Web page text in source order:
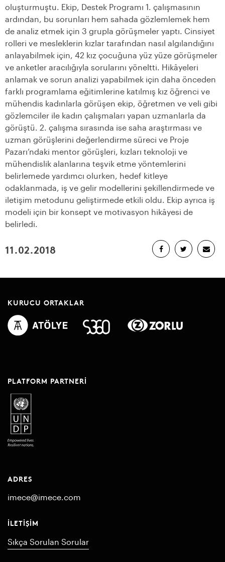
oluşturmuştu. Ekip, Destek Programı 1. çalışmasının
ardından, bu sorunları hem sahada gözlemlemek hem
de analiz etmek için 3 grupla görüşmeler yaptı. Cinsiyet
rolleri ve mesleklerin kızlar tarafından nasıl algılandığını
anlayabilmek için, 42 kız çocuğuna yüz yüze görüşmeler
ve anketler aracılığıyla sorularını yöneltti. Hikâyeleri
anlamak ve sorun analizi yapabilmek için daha önceden
farklı programlama eğitimlerine katılmış kız öğrenci ve
mühendis kadınlarla görüşen ekip, öğretmen ve veli gibi
gözlemciler ile kadın çalışmaları yapan uzmanlarla da
görüştü. 2. çalışma sırasında ise saha araştırması ve
uzman görüşlerini değerlendirme süreci ve Proje
Pazarı’ndaki mentor görüşleri, kızları teknoloji ve
mühendislik alanlarına teşvik etme yöntemlerini
belirlemede yardımcı olurken, hedef kitleye
odaklanmada, iş ve gelir modellerini şekillendirmede ve
iletişim metodunu geliştirmede etkili oldu. Ekip ayrıca iş
modeli için bir konsept ve motivasyon hikâyesi de
belirledi.
11.02.2018
KURUCU ORTAKLAR
PLATFORM PARTNERI
ADRES
imece@imece.com
İLETIŞIM
Sıkça Sorulan Sorular